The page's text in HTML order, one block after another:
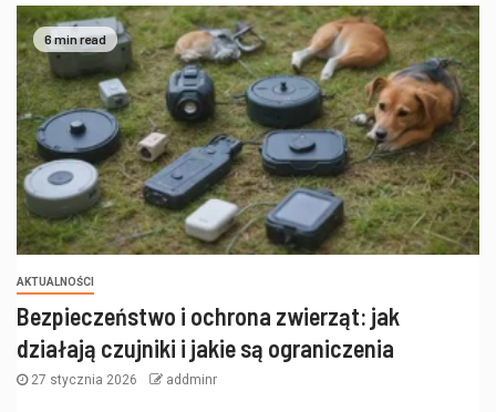
6 min read
AKTUALNOŚCI
Bezpieczeństwo i ochrona zwierząt: jak
działają czujniki i jakie są ograniczenia
27 stycznia 2026 addminr